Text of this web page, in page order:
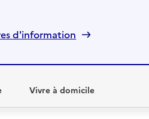
d'information
Vivre à domicile